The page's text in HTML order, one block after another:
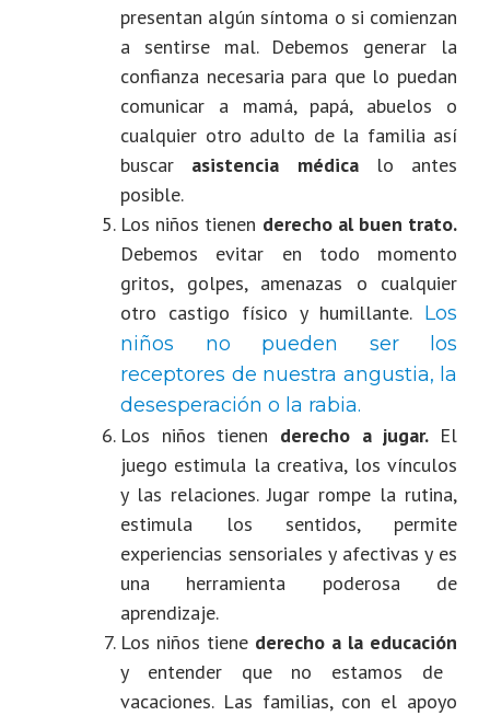
presentan algún síntoma o si comienzan
a sentirse mal. Debemos generar la
confianza necesaria para que lo puedan
comunicar a mamá, papá, abuelos o
cualquier otro adulto de la familia así
buscar asistencia médicalo antes
posible.
Los niños tienen derecho al buen trato.
Debemos evitar en todo momento
gritos, golpes, amenazas o cualquier
otro castigo físico y humillante. Los
niños no pueden ser los
receptores de nuestra angustia, la
desesperación o la rabia.
Los niños tienen derecho a jugar. El
juego estimula la creativa, los vínculos
y las relaciones. Jugar rompe la rutina,
estimula los sentidos, permite
experiencias sensoriales y afectivas y es
una herramienta poderosa de
aprendizaje.
Los niños tiene derecho a la educación
y entender que no estamos de
vacaciones. Las familias, con el apoyo